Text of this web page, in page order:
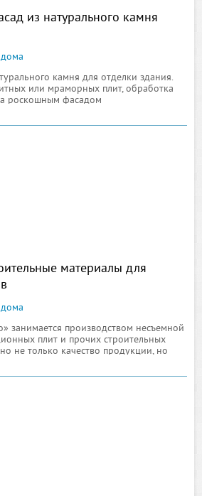
из натурального камня
камня для отделки здания.
или мраморных плит, обработка
роскошным фасадом
материалы для
занимается производством несъемной
плит и прочих строительных
не только качество продукции, но